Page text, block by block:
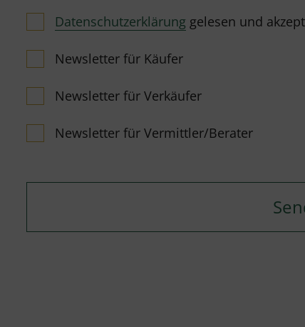
Datenschutzerklärung gelesen und
Newsletter für Käufer
Newsletter für Verkäufer
Newsletter für Vermittler/Berater